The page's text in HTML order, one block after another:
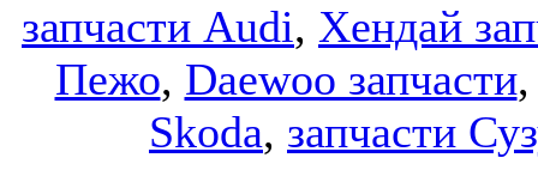
запчасти Audi, Хендай
Пежо, Daewoo запчасти
Skoda, запчасти